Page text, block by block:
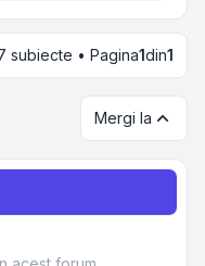
subiecte • Pagina1din1
Mergi la